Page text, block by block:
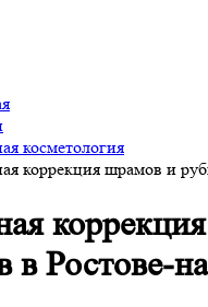
косметология
коррекция шрамов и
в Ростове-